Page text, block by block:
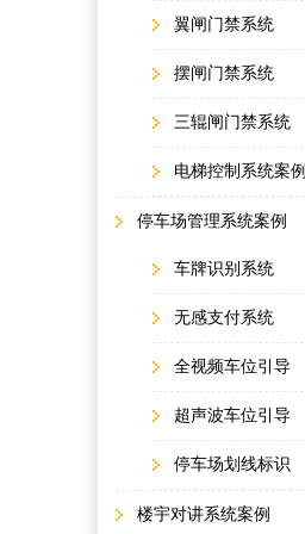
翼闸门禁系统
摆闸门禁系统
三辊闸门禁系统
电梯控制系统案例
停车场管理系统案例
车牌识别系统
无感支付系统
全视频车位引导
超声波车位引导
停车场划线标识
楼宇对讲系统案例